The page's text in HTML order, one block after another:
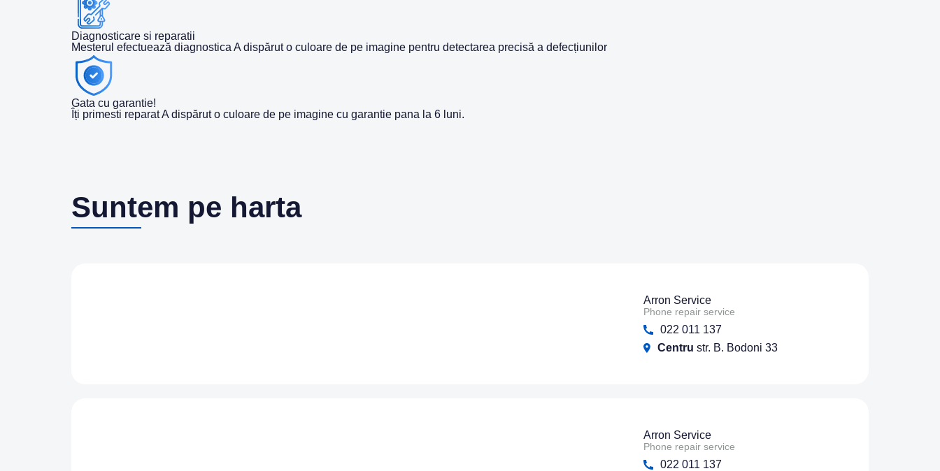
Diagnosticare si reparatii
Mesterul efectuează diagnostica A dispărut o culoare de pe imagine pentru detectarea precisă a defecțiunilor
Gata cu garantie!
Îți primesti reparat A dispărut o culoare de pe imagine cu garantie pana la 6 luni.
Suntem pe harta
Arron Service
Phone repair service
022 011 137
Centru str. B. Bodoni 33
Arron Service
Phone repair service
022 011 137